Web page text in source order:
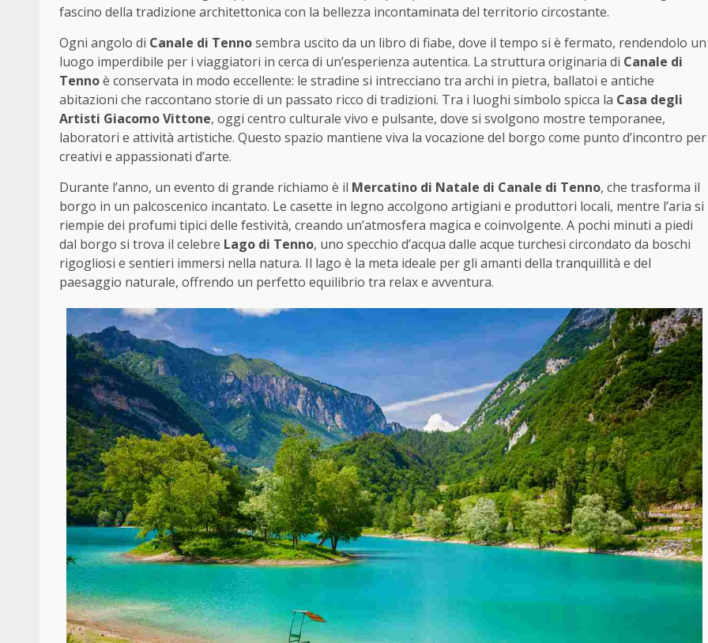
fascino della tradizione architettonica con la bellezza incontaminata del territorio circostante.
Ogni angolo di Canale di Tennosembra uscito da un libro di fiabe, dove il tempo si è fermato, rendendolo un
luogo imperdibile per i viaggiatori in cerca di un’esperienza autentica. La struttura originaria di Canale di
Tennoè conservata in modo eccellente: le stradine si intrecciano tra archi in pietra, ballatoi e antiche
abitazioni che raccontano storie di un passato ricco di tradizioni. Tra i luoghi simbolo spicca la Casa degli
Artisti Giacomo Vittone, oggi centro culturale vivo e pulsante, dove si svolgono mostre temporanee,
laboratori e attività artistiche. Questo spazio mantiene viva la vocazione del borgo come punto d’incontro per
creativi e appassionati d’arte.
Durante l’anno, un evento di grande richiamo è il Mercatino di Natale di Canale di Tenno, che trasforma il
borgo in un palcoscenico incantato. Le casette in legno accolgono artigiani e produttori locali, mentre l’aria si
riempie dei profumi tipici delle festività, creando un’atmosfera magica e coinvolgente. A pochi minuti a piedi
dal borgo si trova il celebre Lago di Tenno, uno specchio d’acqua dalle acque turchesi circondato da boschi
rigogliosi e sentieri immersi nella natura. Il lago è la meta ideale per gli amanti della tranquillità e del
paesaggio naturale, offrendo un perfetto equilibrio tra relax e avventura.